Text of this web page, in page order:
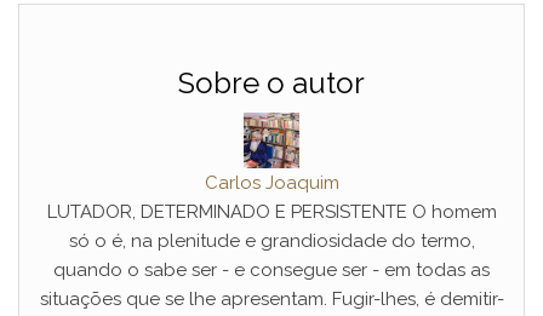
Sobre o autor
Carlos Joaquim
LUTADOR, DETERMINADO E PERSISTENTE O homem
só o é, na plenitude e grandiosidade do termo,
quando o sabe ser - e consegue ser - em todas as
situações que se lhe apresentam. Fugir-lhes, é demitir-